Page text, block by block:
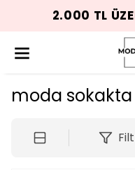
2.000 TL
moda sokakta